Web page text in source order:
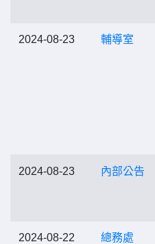
2024-08-23 輔導室
2024-08-23 內部公告
2024-08-22 總務處